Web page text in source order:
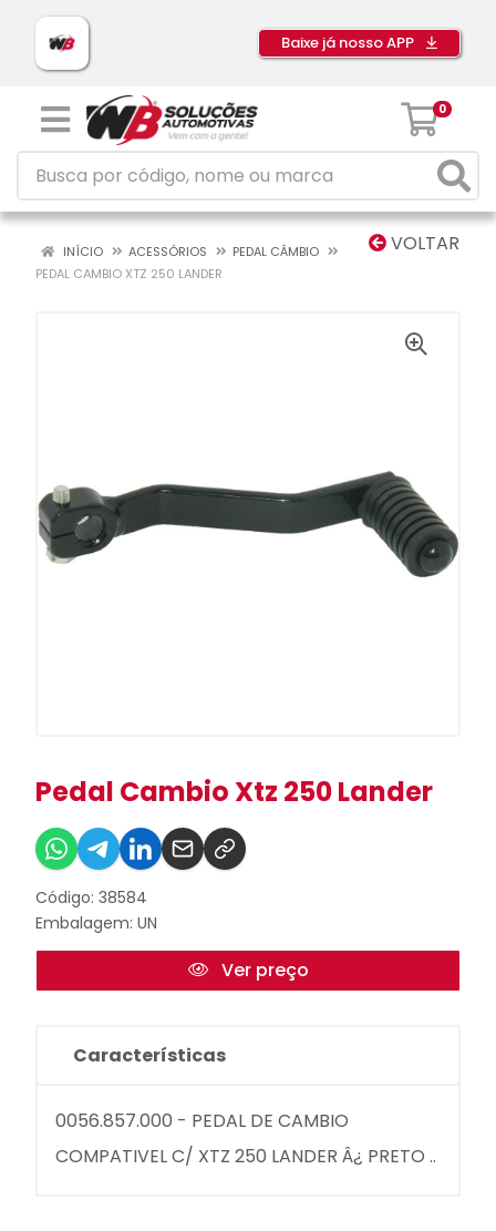
Baixe já nosso APP
0
VOLTAR
INÍCIO ACESSÓRIOS
PEDAL CÂMBIO
PEDAL CAMBIO XTZ 250 LANDER
Pedal Cambio Xtz 250 Lander
Código: 38584
Embalagem: UN
Ver preço
Características
0056.857.000 - PEDAL DE CAMBIO
COMPATIVEL C/ XTZ 250 LANDER Â¿ PRETO ..